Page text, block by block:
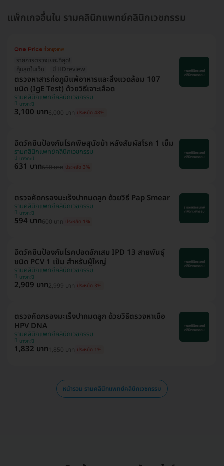
แพ็กเกจอื่นใน รามคลินิกแพทย์คลินิกเวชกรรม
รายการตรวจเยอะที่สุด!
คุ้มสุดในเว็บ
มี HDreview
ตรวจหาสารก่อภูมิแพ้อาหารและสิ่งแวดล้อม 107
ชนิด (IgE Test) ด้วยวิธีเจาะเลือด
รามคลินิกแพทย์คลินิกเวชกรรม
บางกะปิ
3,100 บาท6,000 บาท ประหยัด 48%
ฉีดวัคซีนป้องกันโรคพิษสุนัขบ้า หลังสัมผัสโรค 1 เข็ม
รามคลินิกแพทย์คลินิกเวชกรรม
บางกะปิ
631 บาท650 บาท ประหยัด 3%
ตรวจคัดกรองมะเร็งปากมดลูก ด้วยวิธี Pap Smear
รามคลินิกแพทย์คลินิกเวชกรรม
บางกะปิ
594 บาท600 บาท ประหยัด 1%
ฉีดวัคซีนป้องกันโรคปอดอักเสบ IPD 13 สายพันธุ์
ชนิด PCV 1 เข็ม สำหรับผู้ใหญ่
รามคลินิกแพทย์คลินิกเวชกรรม
บางกะปิ
2,909 บาท2,999 บาท ประหยัด 3%
ตรวจคัดกรองมะเร็งปากมดลูก ด้วยวิธีตรวจหาเชื้อ
HPV DNA
รามคลินิกแพทย์คลินิกเวชกรรม
บางกะปิ
1,832 บาท1,850 บาท ประหยัด 1%
หน้ารวม รามคลินิกแพทย์คลินิกเวชกรรม